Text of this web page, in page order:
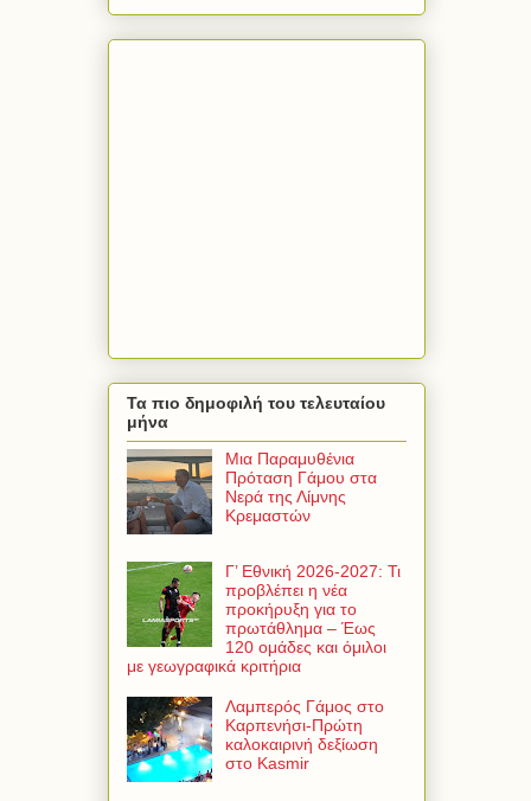
Τα πιο δημοφιλή του τελευταίου
μήνα
Μια Παραμυθένια
Πρόταση Γάμου στα
Νερά της Λίμνης
Κρεμαστών
Γ’ Εθνική 2026-2027: Τι
προβλέπει η νέα
προκήρυξη για το
πρωτάθλημα – Έως
120 ομάδες και όμιλοι
με γεωγραφικά κριτήρια
Λαμπερός Γάμος στο
Καρπενήσι-Πρώτη
καλοκαιρινή δεξίωση
στο Kasmir